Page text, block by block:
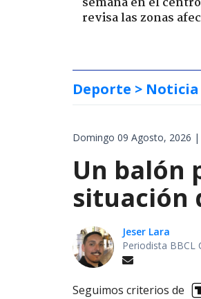
revisa las zonas
Deporte > Noticia
Domingo 09 Agosto, 2026 |
Un balón
situación
Jeser Lara
Periodista BBCL
Seguimos criterios de